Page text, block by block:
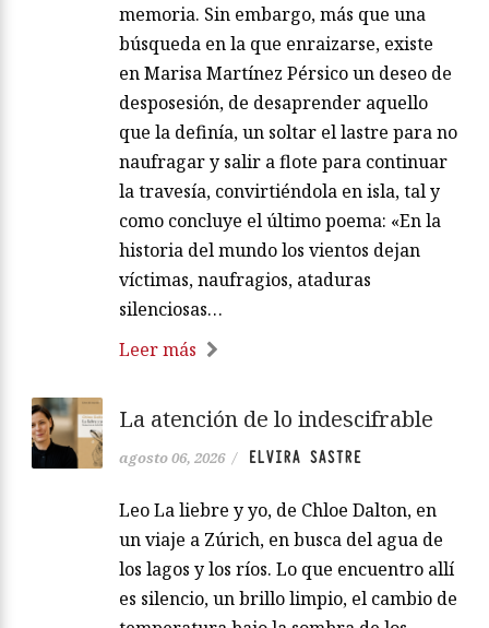
memoria. Sin embargo, más que una
búsqueda en la que enraizarse, existe
en Marisa Martínez Pérsico un deseo de
desposesión, de desaprender aquello
que la definía, un soltar el lastre para no
naufragar y salir a flote para continuar
la travesía, convirtiéndola en isla, tal y
como concluye el último poema: «En la
historia del mundo los vientos dejan
víctimas, naufragios, ataduras
silenciosas…
Leer más
La atención de lo indescifrable
agosto 06, 2026 / ELVIRA SASTRE
Leo La liebre y yo, de Chloe Dalton, en
un viaje a Zúrich, en busca del agua de
los lagos y los ríos. Lo que encuentro allí
es silencio, un brillo limpio, el cambio de